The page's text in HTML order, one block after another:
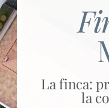
La finca:
la